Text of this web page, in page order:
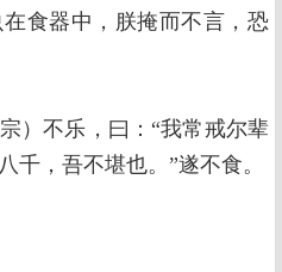
食器中，朕掩而不言，恐
）不乐，曰：“我常戒尔辈
千，吾不堪也。”遂不食。